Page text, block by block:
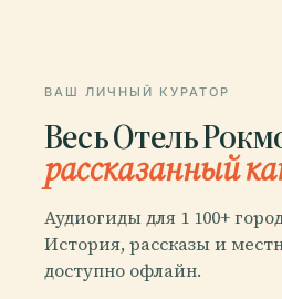
ВАШ ЛИЧНЫЙ КУРАТОР
Весь Отель
рассказанный
Аудиогиды для 1 100+
История, рассказы и
доступно офлайн.